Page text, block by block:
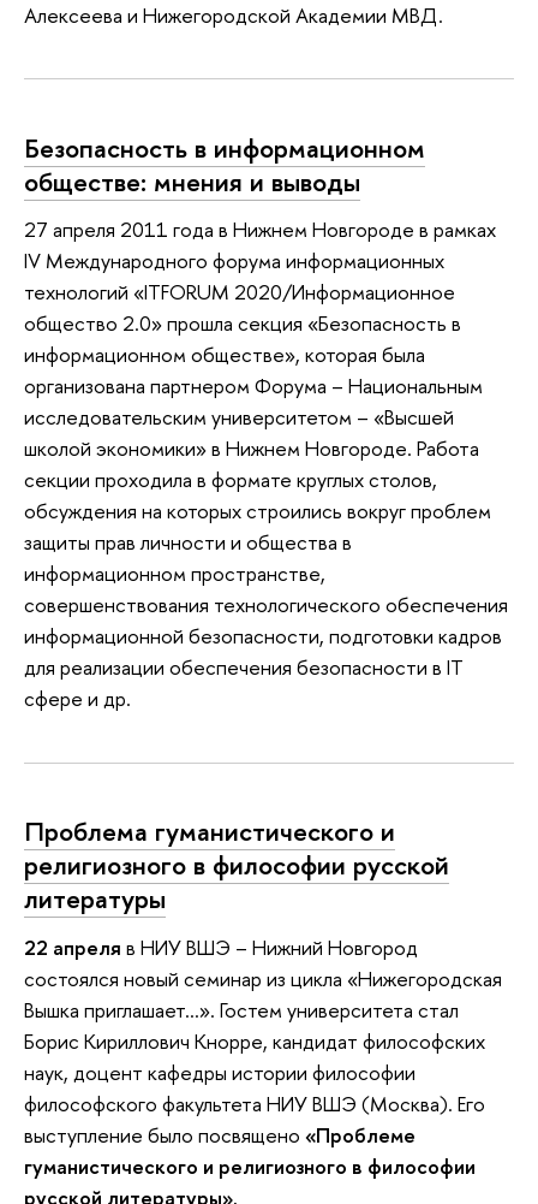
Алексеева и Нижегородской Академии МВД.
Безопасность в информационном
обществе: мнения и выводы
27 апреля 2011 года в Нижнем Новгороде в рамках
IV Международного форума информационных
технологий «ITFORUM 2020/Информационное
общество 2.0» прошла секция «Безопасность в
информационном обществе», которая была
организована партнером Форума – Национальным
исследовательским университетом – «Высшей
школой экономики» в Нижнем Новгороде. Работа
секции проходила в формате круглых столов,
обсуждения на которых строились вокруг проблем
защиты прав личности и общества в
информационном пространстве,
совершенствования технологического обеспечения
информационной безопасности, подготовки кадров
для реализации обеспечения безопасности в IT
сфере и др.
Проблема гуманистического и
религиозного в философии русской
литературы
22 апреля в НИУ ВШЭ – Нижний Новгород
состоялся новый семинар из цикла «Нижегородская
Вышка приглашает…». Гостем университета стал
Борис Кириллович Кнорре, кандидат философских
наук, доцент кафедры истории философии
философского факультета НИУ ВШЭ (Москва). Его
выступление было посвящено «Проблеме
гуманистического и религиозного в философии
русской литературы».